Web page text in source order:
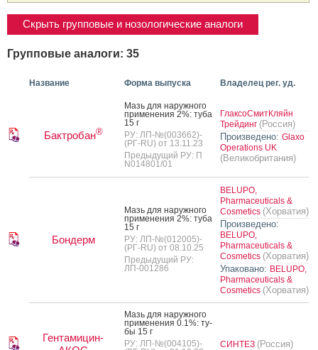
Скрыть групповые и нозологические аналоги
Групповые аналоги: 35
Название Форма выпуска Владелец рег. уд.
Бактробан®
Мазь для на­руж­но­го
при­мене­ния 2%: ту­ба
15 г
РУ: ЛП-№(003662)-
(РГ-RU) от 13.11.23
Предыдущий РУ: П
N014801/01
ГлаксоСмитКляйн
Трейдинг (Россия)
Произведено: Glaxo
Operations UK
(Великобритания)
Бондерм
Мазь для на­руж­но­го
при­мене­ния 2%: ту­ба
15 г
РУ: ЛП-№(012005)-
(РГ-RU) от 08.10.25
Предыдущий РУ:
ЛП-001286
BELUPO,
Pharmaceuticals &
Cosmetics (Хорватия)
Произведено:
BELUPO,
Pharmaceuticals &
Cosmetics (Хорватия)
Упаковано: BELUPO,
Pharmaceuticals &
Cosmetics (Хорватия)
Гентамицин-
Мазь для на­руж­но­го
при­мене­ния 0.1%: ту­
бы 15 г
РУ: ЛП-№(004105)-
СИНТЕЗ (Россия)